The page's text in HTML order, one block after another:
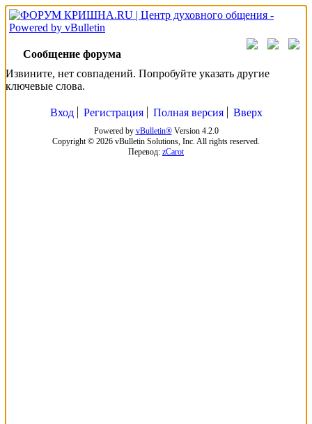
Сообщение форума
Извините, нет совпадений. Попробуйте указать другие
ключевые слова.
Вход Регистрация Полная версия Вверх
Powered by vBulletin®Version 4.2.0
Copyright © 2026 vBulletin Solutions, Inc. All rights reserved.
Перевод: zCarot